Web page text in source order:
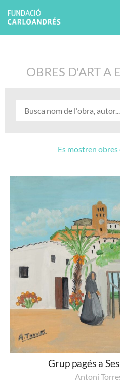
OBRES D'ART A
Es mostren obres
Grup pagés a
Antoni